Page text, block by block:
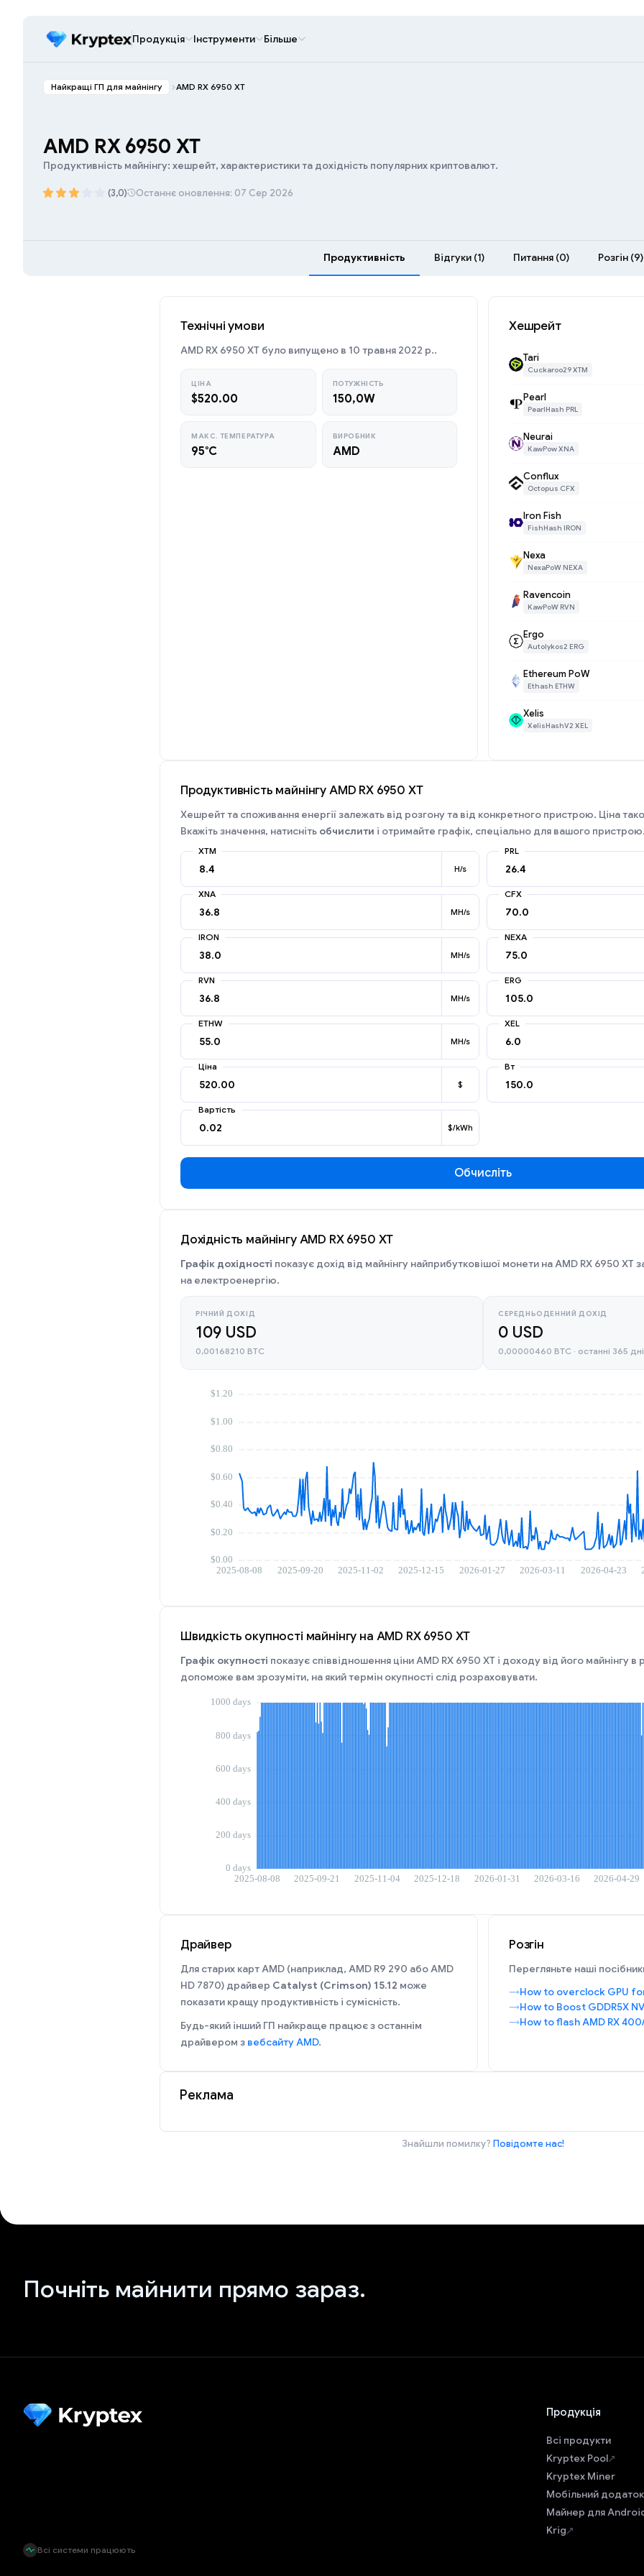
Продукція Інструменти Більше
Найкращі ГП для майнінгу AMD RX 6950 XT
AMD RX 6950 XT
Продуктивність майнінгу: хешрейт, характеристики та дохідність популярних криптовалют.
(3,0) Останнє оновлення: 07 Сер 2026
Продуктивність Відгуки (1) Питання (0) Розгін (9)
Технічні умови
AMD RX 6950 XT було випущено в 10 травня 2022 р..
ЦІНА
$520.00
ПОТУЖНІСТЬ
150,0W
МАКС. ТЕМПЕРАТУРА
95°C
ВИРОБНИК
AMD
Хешрейт
Tari
Cuckaroo29 XTM
Pearl
PearlHash PRL
Neurai
KawPow XNA
Conflux
Octopus CFX
Iron Fish
FishHash IRON
Nexa
NexaPoW NEXA
Ravencoin
KawPoW RVN
Ergo
Autolykos2 ERG
Ethereum PoW
Ethash ETHW
Xelis
XelisHashV2 XEL
Продуктивність майнінгу AMD RX 6950 XT
Хешрейт та споживання енергії залежать від розгону та від конкретного пристрою. Ціна
Вкажіть значення, натисніть обчислити і отримайте графік, спеціально для вашого
XTM
H/s
PRL
XNA
MH/s
CFX
IRON
MH/s
NEXA
RVN
MH/s
ERG
ETHW
MH/s
XEL
Ціна
$
Вт
Вартість
$/kWh
Обчисліть
Дохідність майнінгу AMD RX 6950 XT
Графік дохідності показує дохід від майнінгу найприбутковішої монети на AMD RX 6950 XT
на електроенергію.
РІЧНИЙ ДОХІД
109 USD
0,00168210 BTC
СЕРЕДНЬОДЕННИЙ ДОХІД
0 USD
0,00000460 BTC · останні 365
Швидкість окупності майнінгу на AMD RX 6950 XT
Графік окупності показує співвідношення ціни AMD RX 6950 XT і доходу від його майнінгу в
допоможе вам зрозуміти, на який термін окупності слід розраховувати.
Драйвер
Для старих карт AMD (наприклад, AMD R9 290 або AMD
HD 7870) драйвер Catalyst (Crimson) 15.12 може
показати кращу продуктивність і сумісність.
Будь-який інший ГП найкраще працює з останнім
драйвером з вебсайту AMD.
Розгін
Перегляньте наші
How to overclock GPU
How to Boost GDDR5X
How to flash AMD RX
Реклама
Знайшли помилку? Повідомте нас!
Почніть майнити прямо зараз.
Всі системи працюють
Продукція
Всі продукти
Kryptex Pool
Kryptex Miner
Мобільний додаток
Майнер для
Krig